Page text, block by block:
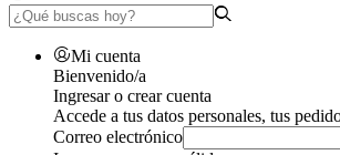
Mi cuenta
Bienvenido/a
Ingresar o crear cuenta
Accede a tus datos personales, tus
Correo electrónico